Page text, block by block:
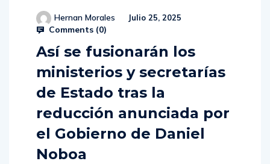
Hernan Morales Julio 25, 2025
Comments (0)
Así se fusionarán los
ministerios y secretarías
de Estado tras la
reducción anunciada por
el Gobierno de Daniel
Noboa